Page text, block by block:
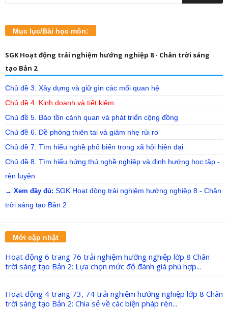
Mục lục/Bài học môn:
SGK Hoạt động trải nghiệm hướng nghiệp 8 - Chân trời sáng
tạo Bản 2
Chủ đề 3. Xây dựng và giữ gìn các mối quan hệ
Chủ đề 4. Kinh doanh và tiết kiệm
Chủ đề 5. Bảo tồn cảnh quan và phát triển cộng đồng
Chủ đề 6. Đề phòng thiên tai và giảm nhẹ rủi ro
Chủ đề 7. Tìm hiểu nghề phổ biến trong xã hội hiện đại
Chủ đề 8. Tìm hiểu hứng thú nghề nghiệp và định hướng học tập -
rèn luyện
→ Xem đầy đủ: SGK Hoạt động trải nghiệm hướng nghiệp 8 - Chân
trời sáng tạo Bản 2
Mới cập nhật
Hoạt động 6 trang 76 trải nghiệm hướng nghiệp lớp 8 Chân
trời sáng tạo Bản 2: Lựa chọn mức độ đánh giá phù hợp...
Hoạt động 4 trang 73, 74 trải nghiệm hướng nghiệp lớp 8 Chân
trời sáng tạo Bản 2: Chia sẻ về các biện pháp rèn...